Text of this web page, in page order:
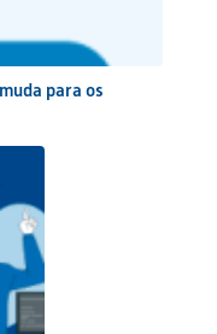
para os